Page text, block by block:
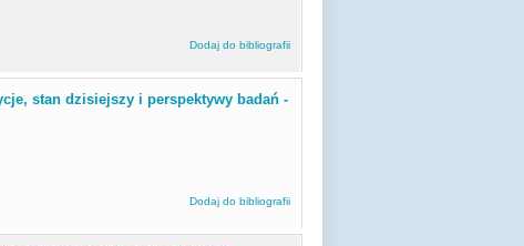
Dodaj do bibliografii
stan dzisiejszy i perspektywy badań -
Dodaj do bibliografii